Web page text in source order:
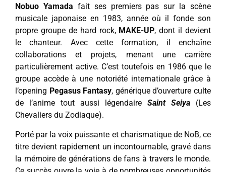
Nobuo Yamada fait ses premiers pas sur la scène
musicale japonaise en 1983, année où il fonde son
propre groupe de hard rock, MAKE-UP, dont il devient
le chanteur. Avec cette formation, il enchaîne
collaborations et projets, menant une carrière
particulièrement active. C’est toutefois en 1986 que le
groupe accède à une notoriété internationale grâce à
l’opening Pegasus Fantasy, générique d’ouverture culte
de l’anime tout aussi légendaire Saint Seiya (Les
Chevaliers du Zodiaque).
Porté par la voix puissante et charismatique de NoB, ce
titre devient rapidement un incontournable, gravé dans
la mémoire de générations de fans à travers le monde.